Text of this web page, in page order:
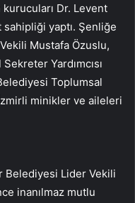
Dr. Levent
yaptı. Şenliğe
Mustafa Özuslu,
Yardımcısı
Toplumsal
minikler ve aileleri
Belediyesi Lider Vekili
inanılmaz mutlu